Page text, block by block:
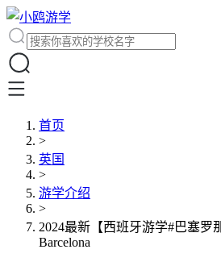
首页
>
英国
>
游学介绍
>
2024最新【西班牙游学#巴塞罗
Barcelona